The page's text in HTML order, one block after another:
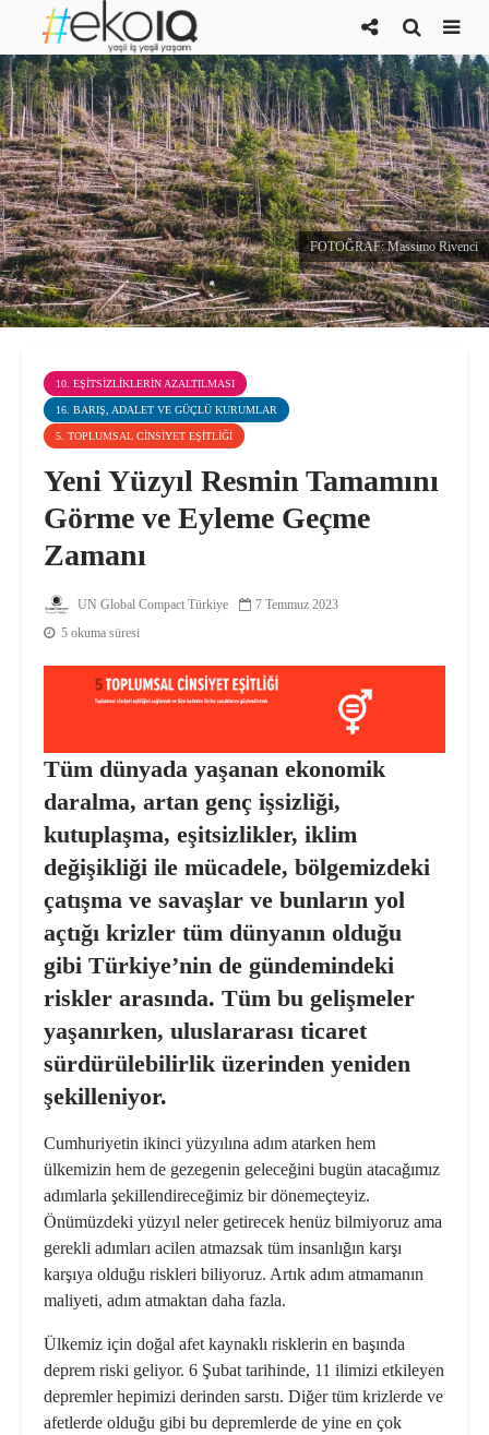
FOTOĞRAF: Massimo Rivenci
10. EŞITSIZLIKLERIN AZALTILMASI
16. BARIŞ, ADALET VE GÜÇLÜ KURUMLAR
5. TOPLUMSAL CINSIYET EŞITLIĞI
Yeni Yüzyıl Resmin Tamamını
Görme ve Eyleme Geçme
Zamanı
UN Global Compact Türkiye
7 Temmuz 2023
5 okuma süresi
Tüm dünyada yaşanan ekonomik
daralma, artan genç işsizliği,
kutuplaşma, eşitsizlikler, iklim
değişikliği ile mücadele, bölgemizdeki
çatışma ve savaşlar ve bunların yol
açtığı krizler tüm dünyanın olduğu
gibi Türkiye’nin de gündemindeki
riskler arasında. Tüm bu gelişmeler
yaşanırken, uluslararası ticaret
sürdürülebilirlik üzerinden yeniden
şekilleniyor.
Cumhuriyetin ikinci yüzyılına adım atarken hem
ülkemizin hem de gezegenin geleceğini bugün atacağımız
adımlarla şekillendireceğimiz bir dönemeçteyiz.
Önümüzdeki yüzyıl neler getirecek henüz bilmiyoruz ama
gerekli adımları acilen atmazsak tüm insanlığın karşı
karşıya olduğu riskleri biliyoruz. Artık adım atmamanın
maliyeti, adım atmaktan daha fazla.
Ülkemiz için doğal afet kaynaklı risklerin en başında
deprem riski geliyor. 6 Şubat tarihinde, 11 ilimizi etkileyen
depremler hepimizi derinden sarstı. Diğer tüm krizlerde ve
afetlerde olduğu gibi bu depremlerde de yine en çok